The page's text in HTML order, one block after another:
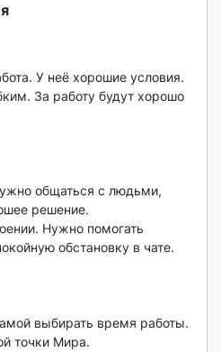
У неё хорошие условия.
За работу будут хорошо
общаться с людьми,
решение.
Нужно помогать
обстановку в чате.
выбирать время работы.
точки Мира.